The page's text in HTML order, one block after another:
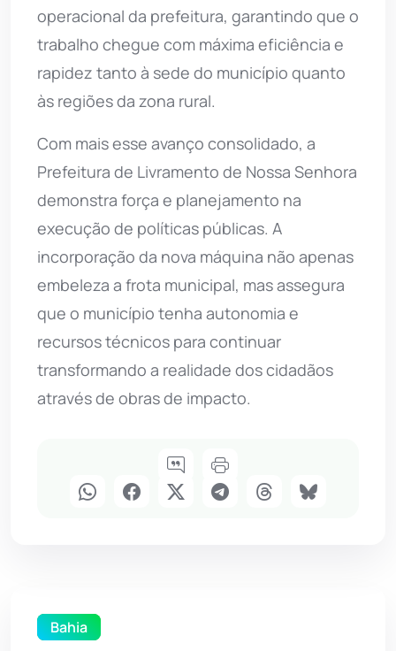
operacional da prefeitura, garantindo que o
trabalho chegue com máxima eficiência e
rapidez tanto à sede do município quanto
às regiões da zona rural.
Com mais esse avanço consolidado, a
Prefeitura de Livramento de Nossa Senhora
demonstra força e planejamento na
execução de políticas públicas. A
incorporação da nova máquina não apenas
embeleza a frota municipal, mas assegura
que o município tenha autonomia e
recursos técnicos para continuar
transformando a realidade dos cidadãos
através de obras de impacto.
Bahia